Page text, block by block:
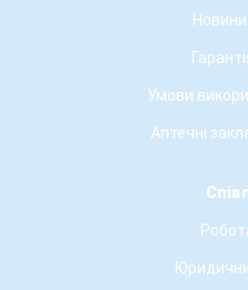
Умови
Аптечні